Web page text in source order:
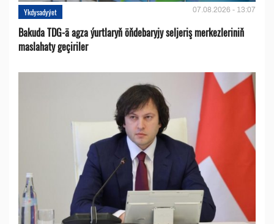
Ykdysadyýet 07.08.2026 - 13:07
Bakuda TDG-ä agza ýurtlaryň öňdebaryjy seljeriş merkezleriniň
maslahaty geçiriler